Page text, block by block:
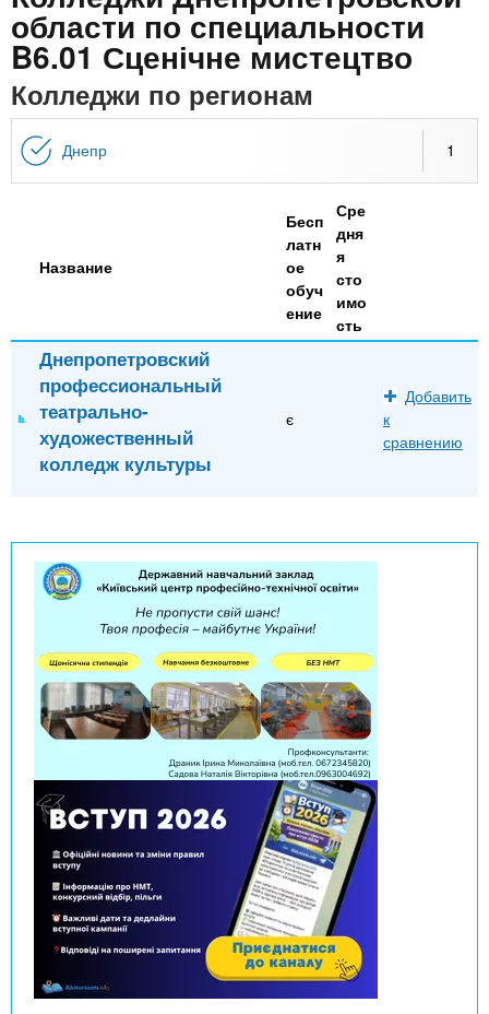
ю
n
t
s
.
n
o
х
з
а
в
Онлайн курсы
области по специальности
B6.01 Сценічне мистецтво
Колледжи по регионам
Днепр 1
Название
Бесп
латн
ое
обуч
ение
Сре
дня
я
сто
имо
сть
Днепропетровский
профессиональный
театрально-
художественный
колледж культуры
є
Добавить
к
сравнению